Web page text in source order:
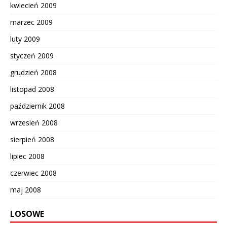
kwiecień 2009
marzec 2009
luty 2009
styczeń 2009
grudzień 2008
listopad 2008
październik 2008
wrzesień 2008
sierpień 2008
lipiec 2008
czerwiec 2008
maj 2008
LOSOWE